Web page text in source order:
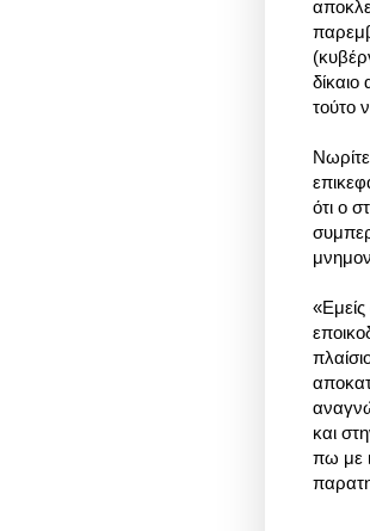
τούτο
ότι ο
και
πω με